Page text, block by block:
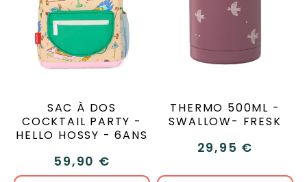
SAC À DOS
COCKTAIL PARTY -
HELLO HOSSY - 6ANS
59,90 €
THERMO 500ML -
SWALLOW- FRESK
29,95 €